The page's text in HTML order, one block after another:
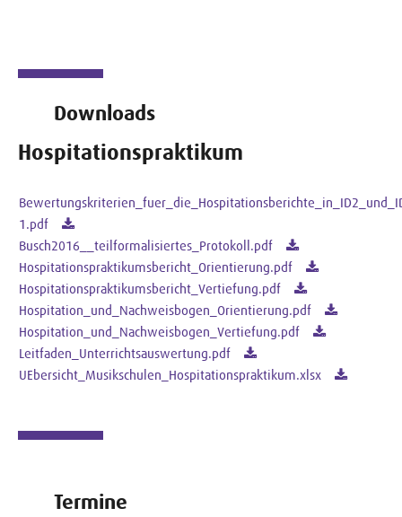
Downloads
Hospitationspraktikum
1.pdf
Busch2016__teilformalisiertes_Protokoll.pdf
Hospitationspraktikumsbericht_Orientierung.pdf
Hospitationspraktikumsbericht_Vertiefung.pdf
Hospitation_und_Nachweisbogen_Orientierung.pdf
Hospitation_und_Nachweisbogen_Vertiefung.pdf
Leitfaden_Unterrichtsauswertung.pdf
UEbersicht_Musikschulen_Hospitationspraktikum.xlsx
Termine